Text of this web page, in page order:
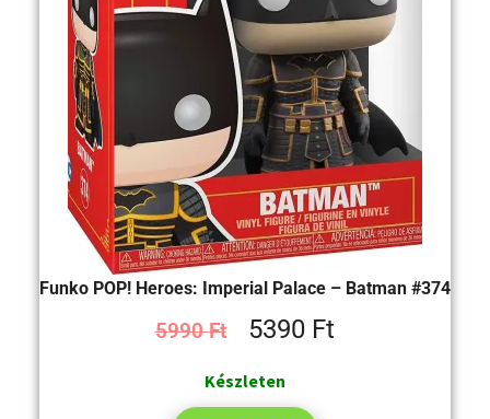
Funko POP! Heroes: Imperial Palace – Batman #374
5990Ft 5390 Ft
Készleten